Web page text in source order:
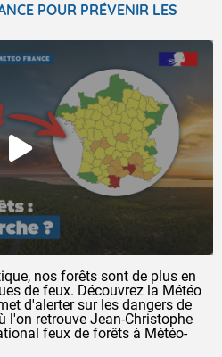
POUR PRÉVENIR LES
nos forêts sont de plus en
de feux. Découvrez la Météo
d'alerter sur les dangers de
l'on retrouve Jean-Christophe
feux de forêts à Météo-